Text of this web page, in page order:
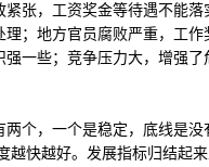
张，工资奖金等待遇不能
；地方官员腐败严重，工
一些；竞争压力大，增强了
，一个是稳定，底线是没
越快越好。发展指标归结起